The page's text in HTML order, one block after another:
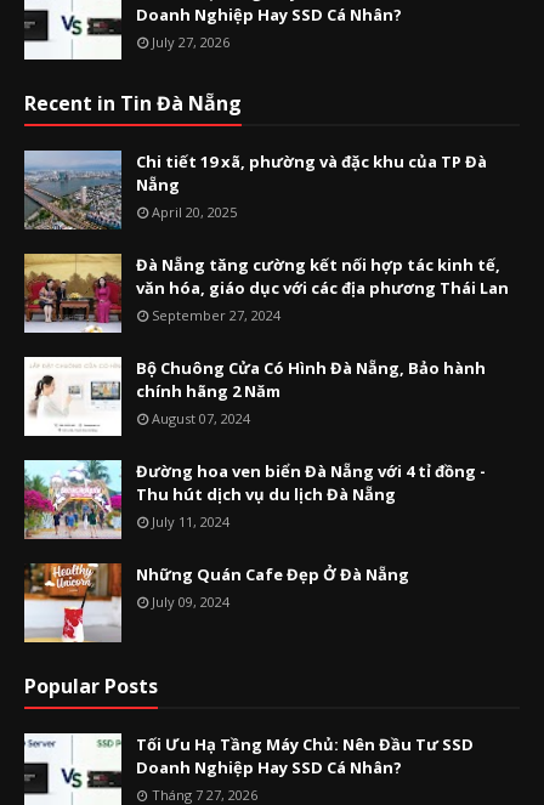
Doanh Nghiệp Hay SSD Cá Nhân?
July 27, 2026
Recent in Tin Đà Nẵng
Chi tiết 19 xã, phường và đặc khu của TP Đà
Nẵng
April 20, 2025
Đà Nẵng tăng cường kết nối hợp tác kinh tế,
văn hóa, giáo dục với các địa phương Thái Lan
September 27, 2024
Bộ Chuông Cửa Có Hình Đà Nẵng, Bảo hành
chính hãng 2 Năm
August 07, 2024
Đường hoa ven biển Đà Nẵng với 4 tỉ đồng -
Thu hút dịch vụ du lịch Đà Nẵng
July 11, 2024
Những Quán Cafe Đẹp Ở Đà Nẵng
July 09, 2024
Popular Posts
Tối Ưu Hạ Tầng Máy Chủ: Nên Đầu Tư SSD
Doanh Nghiệp Hay SSD Cá Nhân?
Tháng 7 27, 2026